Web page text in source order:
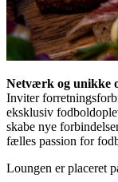
Netværk og unikke
Inviter
eksklusiv
skabe nye
fælles passion for
Loungen er placeret